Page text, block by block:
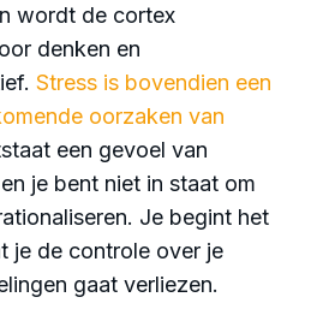
wordt de cortex
denken en
Stress is bovendien een
oorzaken van
een gevoel van
je bent niet in staat om
Je begint het
je de controle over je
gaat verliezen.